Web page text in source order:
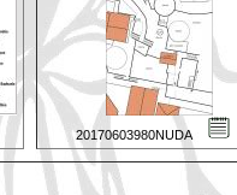
20170603980NUDA